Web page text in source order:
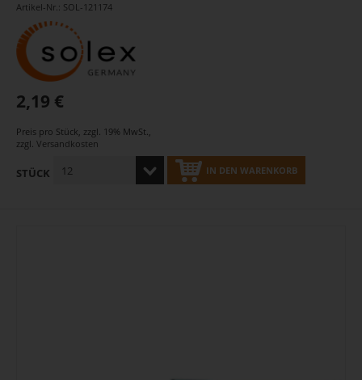
Artikel-Nr.: SOL-121174
2,19 €
Preis pro Stück, zzgl. 19% MwSt.,
zzgl. Versandkosten
STÜCK IN DEN WARENKORB